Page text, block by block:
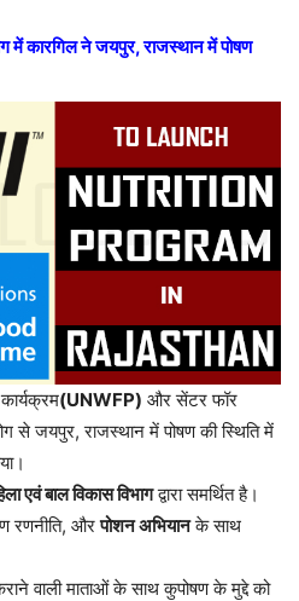
कारगिल ने जयपुर, राजस्थान में पोषण
(UNWFP) और सेंटर फॉर
से जयपुर, राजस्थान में पोषण की स्थिति में
एवं बाल विकास विभागद्वारा समर्थित है।
रणनीति, औरपोशन अभियानके साथ
वाली माताओं के साथ कुपोषण के मुद्दे को